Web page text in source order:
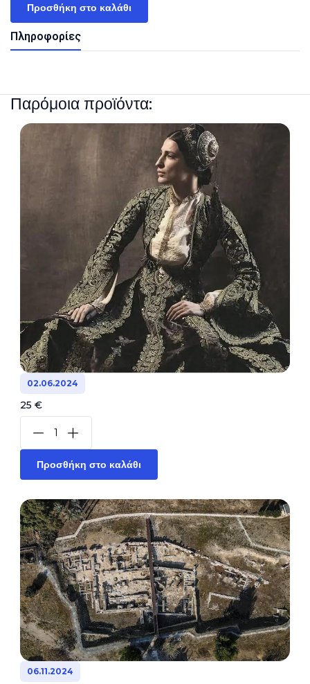
Προσθήκη στο καλάθι
Πληροφορίες
Παρόμοια προϊόντα:
02.06.2024
25 €
Προσθήκη στο καλάθι
06.11.2024